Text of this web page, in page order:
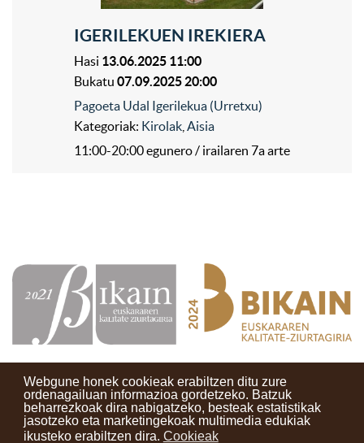
Webgune honek cookieak erabiltzen ditu zure
ordenagailuan informazioa gordetzeko. Batzuk
beharrezkoak dira nabigatzeko, besteak estatistikak
jasotzeko eta marketingekoak multimedia edukiak
ikusteko erabiltzen dira. Cookieak
IGERILEKUEN IREKIERA
Hasi 13.06.2025 11:00
Bukatu 07.09.2025 20:00
Pagoeta Udal Igerilekua (Urretxu)
Kategoriak: Kirolak Aisia
11:00-20:00 egunero / irailaren 7a arte
Kontaktuak Erabilera baldintzak Lege oharra
Berriak